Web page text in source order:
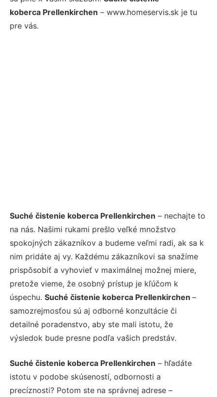
koberca Prellenkirchen – www.homeservis.sk je tu
pre vás.
Suché čistenie koberca Prellenkirchen – nechajte to
na nás. Našimi rukami prešlo veľké množstvo
spokojných zákazníkov a budeme veľmi radi, ak sa k
nim pridáte aj vy. Každému zákazníkovi sa snažíme
prispôsobiť a vyhovieť v maximálnej možnej miere,
pretože vieme, že osobný prístup je kľúčom k
úspechu. Suché čistenie koberca Prellenkirchen –
samozrejmosťou sú aj odborné konzultácie či
detailné poradenstvo, aby ste mali istotu, že
výsledok bude presne podľa vašich predstáv.
Suché čistenie koberca Prellenkirchen – hľadáte
istotu v podobe skúseností, odbornosti a
precíznosti? Potom ste na správnej adrese –